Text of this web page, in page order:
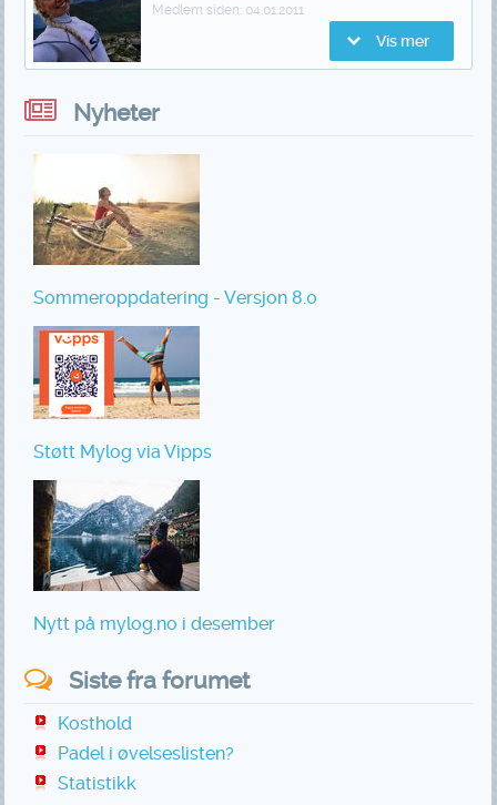
Medlem siden: 04.01.2011
Vis mer
Nyheter
Sommeroppdatering - Versjon 8.0
Støtt Mylog via Vipps
Nytt på mylog.no i desember
Siste fra forumet
Kosthold
Padel i øvelseslisten?
Statistikk